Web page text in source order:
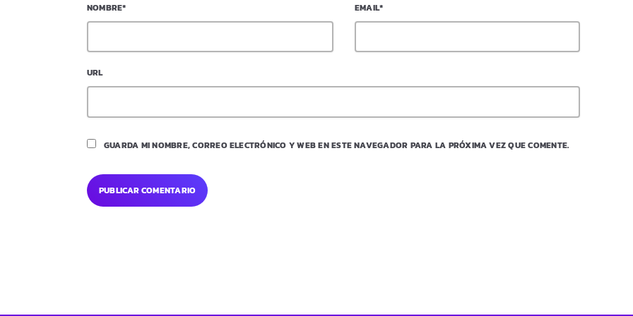
NOMBRE* EMAIL*
URL
GUARDA MI NOMBRE, CORREO ELECTRÓNICO Y WEB EN ESTE NAVEGADOR PARA LA PRÓXIMA VEZ QUE COMENTE.